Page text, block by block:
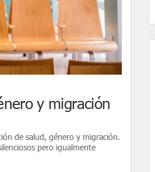
y migración
de salud, género y migración.
pero igualmente